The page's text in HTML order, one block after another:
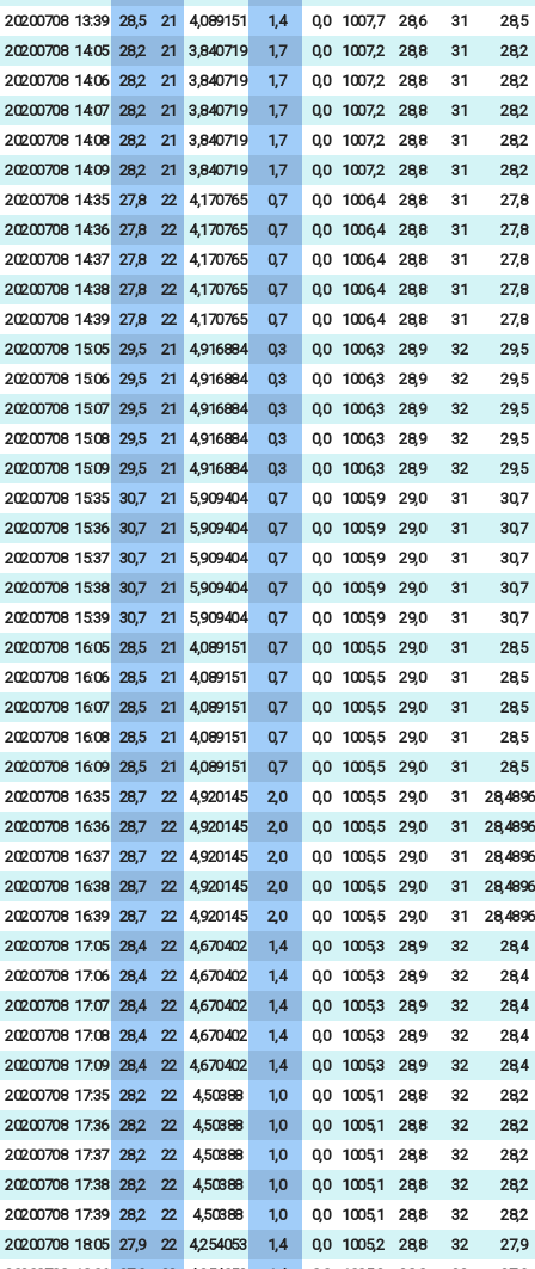
20200708 13:39 28,5 21 4,089151 1,4 0,0 1007,7 28,6 31
28,5
20200708 14:05 28,2 21 3,840719 1,7 0,0 1007,2 28,8 31
28,2
20200708 14:06 28,2 21 3,840719 1,7 0,0 1007,2 28,8 31
28,2
20200708 14:07 28,2 21 3,840719 1,7 0,0 1007,2 28,8 31
28,2
20200708 14:08 28,2 21 3,840719 1,7 0,0 1007,2 28,8 31
28,2
20200708 14:09 28,2 21 3,840719 1,7 0,0 1007,2 28,8 31
28,2
20200708 14:35 27,8 22 4,170765 0,7 0,0 1006,4 28,8 31
27,8
20200708 14:36 27,8 22 4,170765 0,7 0,0 1006,4 28,8 31
27,8
20200708 14:37 27,8 22 4,170765 0,7 0,0 1006,4 28,8 31
27,8
20200708 14:38 27,8 22 4,170765 0,7 0,0 1006,4 28,8 31
27,8
20200708 14:39 27,8 22 4,170765 0,7 0,0 1006,4 28,8 31
27,8
20200708 15:05 29,5 21 4,916884 0,3 0,0 1006,3 28,9 32
29,5
20200708 15:06 29,5 21 4,916884 0,3 0,0 1006,3 28,9 32
29,5
20200708 15:07 29,5 21 4,916884 0,3 0,0 1006,3 28,9 32
29,5
20200708 15:08 29,5 21 4,916884 0,3 0,0 1006,3 28,9 32
29,5
20200708 15:09 29,5 21 4,916884 0,3 0,0 1006,3 28,9 32
29,5
20200708 15:35 30,7 21 5,909404 0,7 0,0 1005,9 29,0 31
30,7
20200708 15:36 30,7 21 5,909404 0,7 0,0 1005,9 29,0 31
30,7
20200708 15:37 30,7 21 5,909404 0,7 0,0 1005,9 29,0 31
30,7
20200708 15:38 30,7 21 5,909404 0,7 0,0 1005,9 29,0 31
30,7
20200708 15:39 30,7 21 5,909404 0,7 0,0 1005,9 29,0 31
30,7
20200708 16:05 28,5 21 4,089151 0,7 0,0 1005,5 29,0 31
28,5
20200708 16:06 28,5 21 4,089151 0,7 0,0 1005,5 29,0 31
28,5
20200708 16:07 28,5 21 4,089151 0,7 0,0 1005,5 29,0 31
28,5
20200708 16:08 28,5 21 4,089151 0,7 0,0 1005,5 29,0 31
28,5
20200708 16:09 28,5 21 4,089151 0,7 0,0 1005,5 29,0 31
28,5
20200708 16:35 28,7 22 4,920145 2,0 0,0 1005,5 29,0 31
20200708 16:36 28,7 22 4,920145 2,0 0,0 1005,5 29,0 31
20200708 16:37 28,7 22 4,920145 2,0 0,0 1005,5 29,0 31
20200708 16:38 28,7 22 4,920145 2,0 0,0 1005,5 29,0 31
20200708 16:39 28,7 22 4,920145 2,0 0,0 1005,5 29,0 31
20200708 17:05 28,4 22 4,670402 1,4 0,0 1005,3 28,9 32
28,4
20200708 17:06 28,4 22 4,670402 1,4 0,0 1005,3 28,9 32
28,4
20200708 17:07 28,4 22 4,670402 1,4 0,0 1005,3 28,9 32
28,4
20200708 17:08 28,4 22 4,670402 1,4 0,0 1005,3 28,9 32
28,4
20200708 17:09 28,4 22 4,670402 1,4 0,0 1005,3 28,9 32
28,4
20200708 17:35 28,2 22 4,50388 1,0 0,0 1005,1 28,8 32
28,2
20200708 17:36 28,2 22 4,50388 1,0 0,0 1005,1 28,8 32
28,2
20200708 17:37 28,2 22 4,50388 1,0 0,0 1005,1 28,8 32
28,2
20200708 17:38 28,2 22 4,50388 1,0 0,0 1005,1 28,8 32
28,2
20200708 17:39 28,2 22 4,50388 1,0 0,0 1005,1 28,8 32
28,2
20200708 18:05 27,9 22 4,254053 1,4 0,0 1005,2 28,8 32
27,9